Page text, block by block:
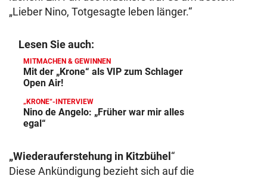
„Lieber Nino, Totgesagte leben länger.“
Lesen Sie auch:
MITMACHEN & GEWINNEN
Mit der „Krone“ als VIP zum Schlager
Open Air!
„KRONE“-INTERVIEW
Nino de Angelo: „Früher war mir alles
egal“
„Wiederauferstehung in Kitzbühel “
Diese Ankündigung bezieht sich auf die